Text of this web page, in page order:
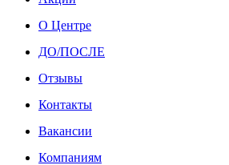
О Центре
ДО/ПОСЛЕ
Отзывы
Контакты
Вакансии
Компаниям